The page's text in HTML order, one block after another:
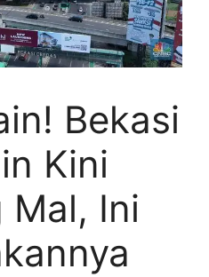
Bekasi
Kini
Mal, Ini